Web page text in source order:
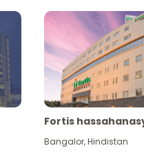
Fortis
Bangalor,Hindistan